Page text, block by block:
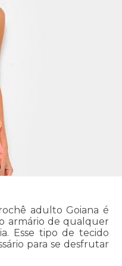
adulto Goiana é
armário de qualquer
Esse tipo de tecido
para se desfrutar